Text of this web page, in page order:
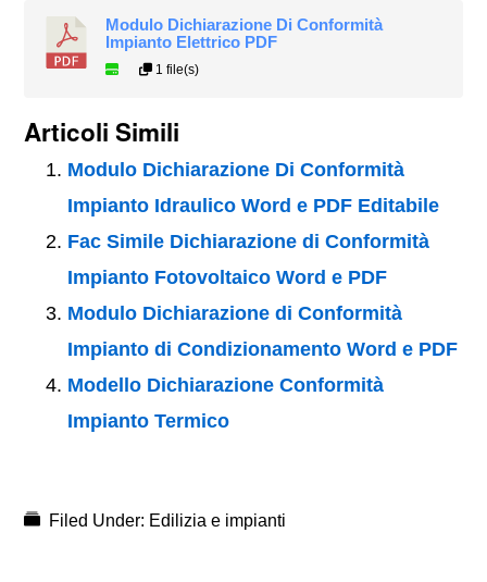
Modulo Dichiarazione Di Conformità
Impianto Elettrico PDF
1 file(s)
Articoli Simili
Modulo Dichiarazione Di Conformità
Impianto Idraulico Word e PDF Editabile
Fac Simile Dichiarazione di Conformità
Impianto Fotovoltaico Word e PDF
Modulo Dichiarazione di Conformità
Impianto di Condizionamento Word e PDF
Modello Dichiarazione Conformità
Impianto Termico
Filed Under: Edilizia e impianti